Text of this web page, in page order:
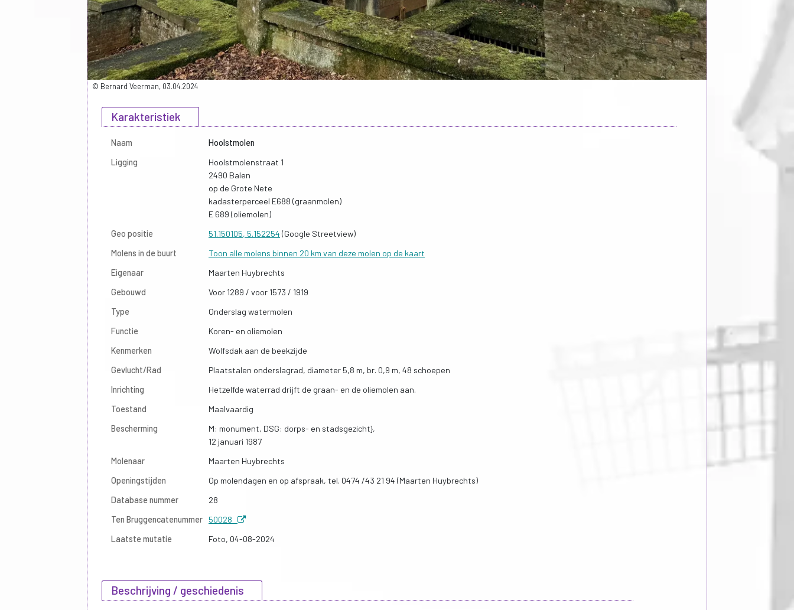
Karakteristiek
Naam
Hoolstmolen
Ligging
Hoolstmolenstraat 1
2490 Balen
op de Grote Nete
kadasterperceel E688 (graanmolen)
E 689 (oliemolen)
Geo positie
51.150105, 5.152254 (Google Streetview)
Molens in de buurt
Toon alle molens binnen 20 km van deze molen op de kaart
Eigenaar
Maarten Huybrechts
Gebouwd
Voor 1289 / voor 1573 / 1919
Type
Onderslag watermolen
Functie
Koren- en oliemolen
Kenmerken
Wolfsdak aan de beekzijde
Gevlucht/Rad
Plaatstalen onderslagrad, diameter 5,8 m, br. 0,9 m, 48 schoepen
Inrichting
Hetzelfde waterrad drijft de graan- en de oliemolen aan.
Toestand
Maalvaardig
Bescherming
M: monument, DSG: dorps- en stadsgezicht},
12 januari 1987
Molenaar
Maarten Huybrechts
Openingstijden
Op molendagen en op afspraak, tel. 0474 /43 21 94 (Maarten Huybrechts)
Database nummer
28
Ten Bruggencatenummer 50028
Laatste mutatie
Foto, 04-08-2024
© Bernard Veerman, 03.04.2024
Beschrijving / geschiedenis